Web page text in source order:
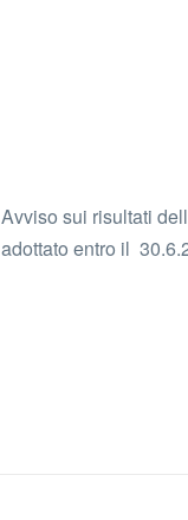
Avviso sui risultati
adottato entro il